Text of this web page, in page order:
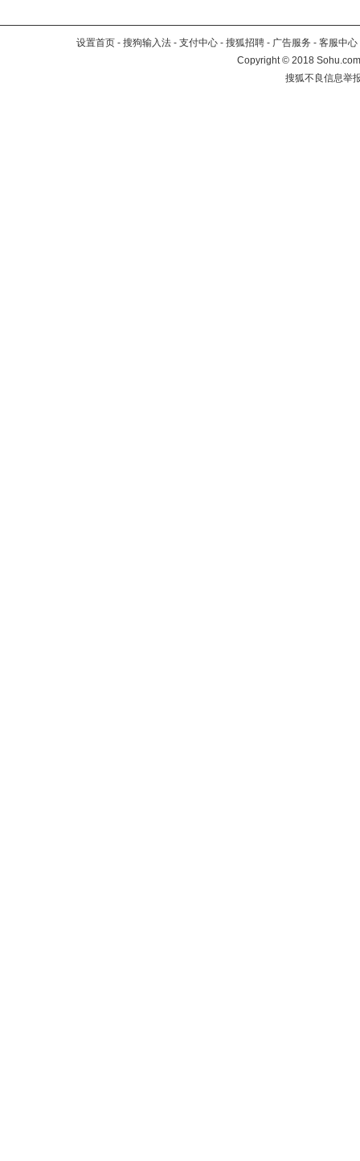
设置首页 - 搜狗输入法 - 支付中心 - 搜狐招聘 - 广告服务 - 客服中心
Copyright©2018
搜狐不良信息举